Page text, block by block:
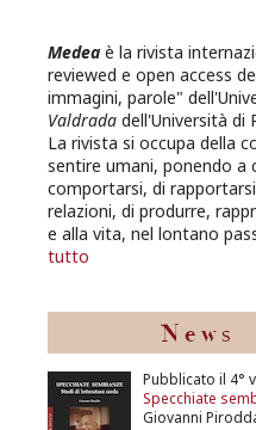
Medea è la rivista
reviewed e open access
immagini, parole"
Valdrada dell'Università di
La rivista si occupa della
sentire umani, ponendo a
comportarsi, di
relazioni, di produrre,
e alla vita, nel lontano
tutto
Pubblicato il 4°
Specchiate
Giovanni